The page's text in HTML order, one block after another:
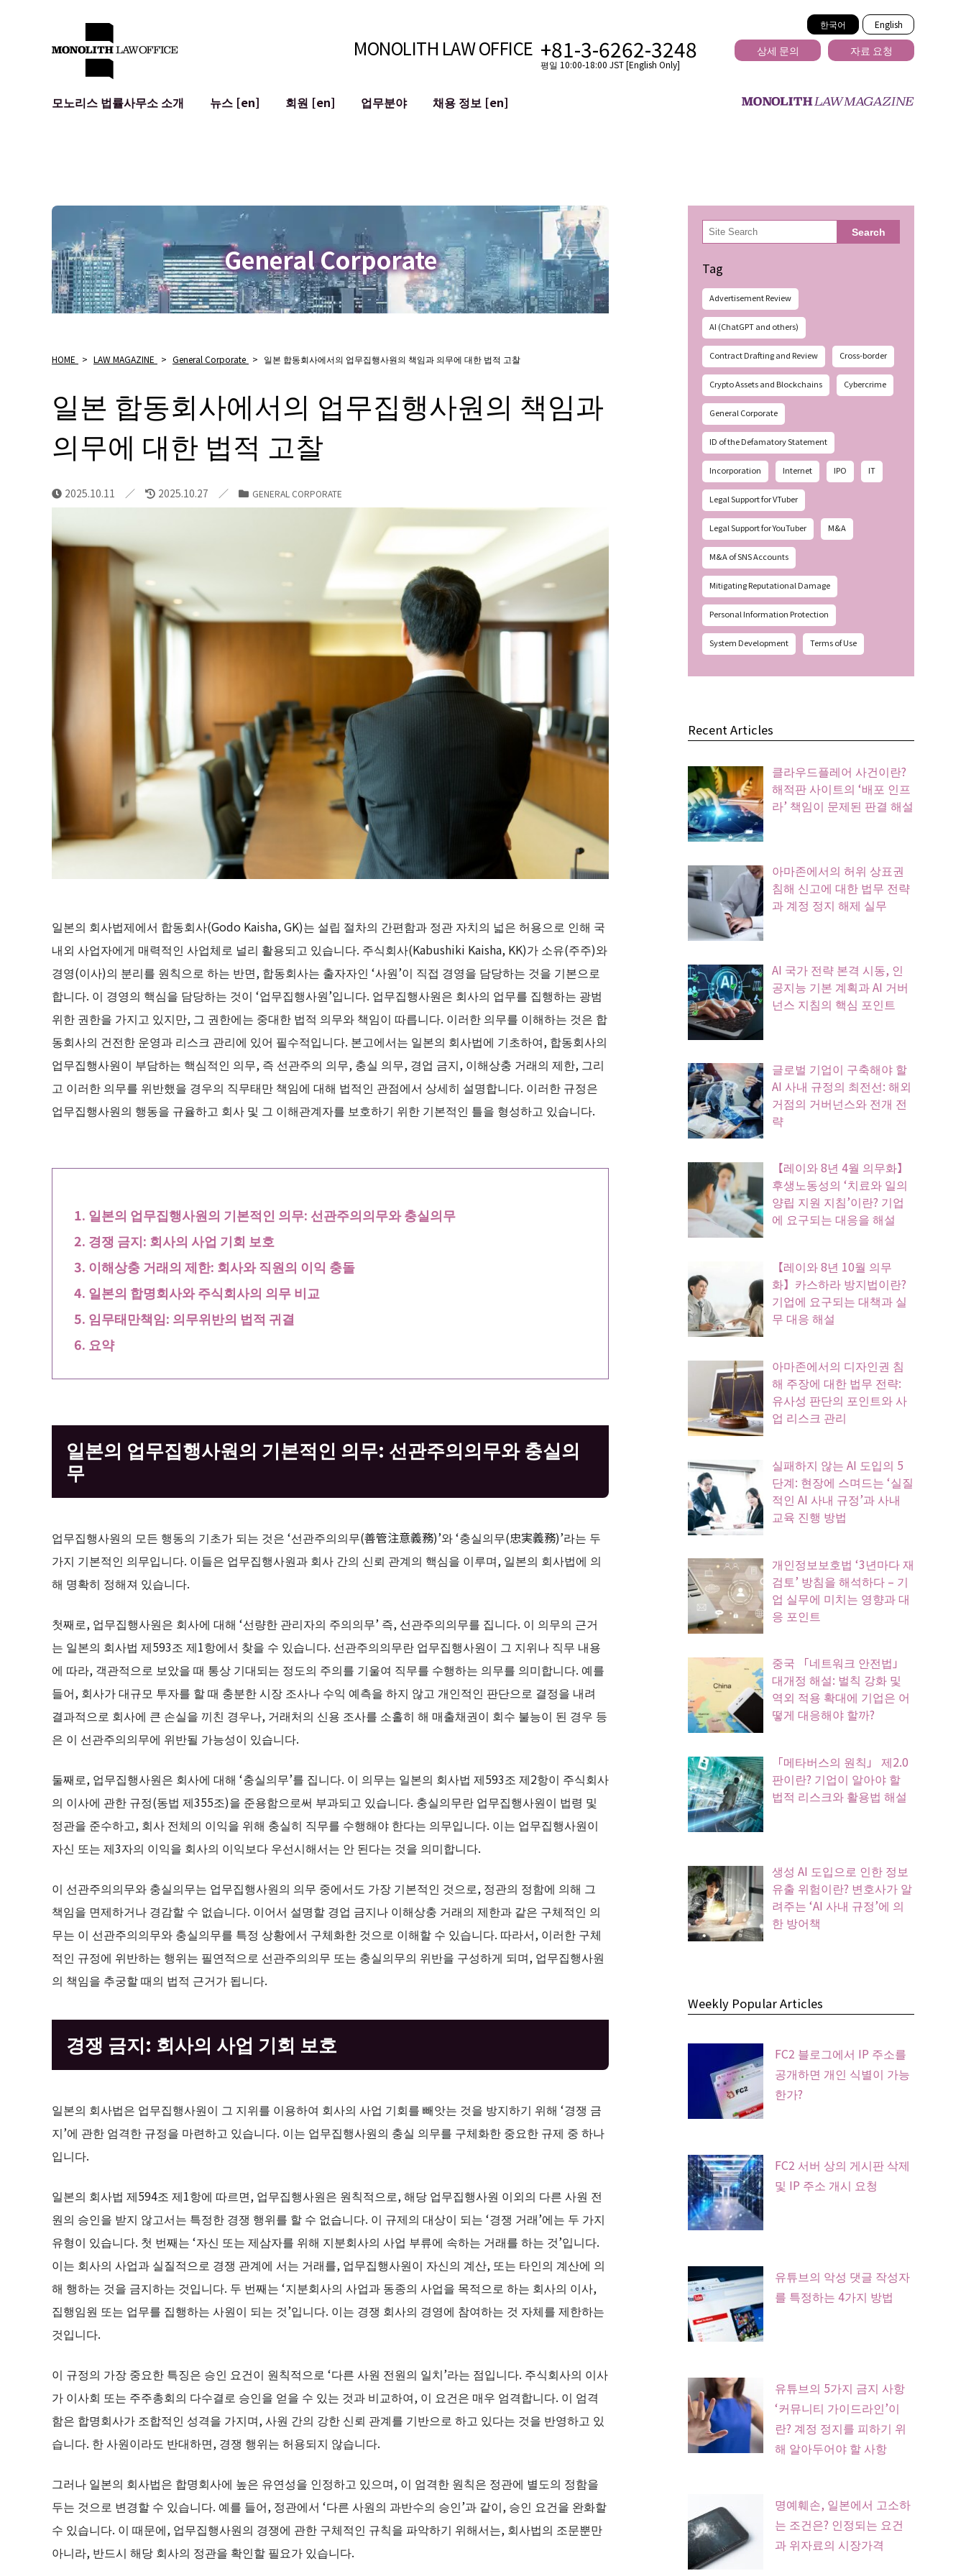
한국어 English
MONOLITH LAW OFFICE +81-3-6262-3248
평일 10:00-18:00 JST [English Only]
상세 문의 자료 요청
모노리스 법률사무소 소개
뉴스 [en] 회원 [en]
업무분야
개인정보 보호
광고 리뷰
사이버 범죄
평판 손상 완화
명예훼손 발언의 ID
채용 정보 [en]
General Corporate
HOME > LAW MAGAZINE > General Corporate > 일본 합동회사에서의 업무집행사원의 책임과 의무에 대한 법적 고찰
일본 합동회사에서의 업무집행사원의 책임과
의무에 대한 법적 고찰
2025.10.11 2025.10.27 GENERAL CORPORATE
일본의 회사법제에서 합동회사(Godo Kaisha, GK)는 설립 절차의 간편함과 정관 자치의 넓은 허용으로 인해 국
내외 사업자에게 매력적인 사업체로 널리 활용되고 있습니다. 주식회사(Kabushiki Kaisha, KK)가 소유(주주)와
경영(이사)의 분리를 원칙으로 하는 반면, 합동회사는 출자자인 ‘사원’이 직접 경영을 담당하는 것을 기본으로
합니다. 이 경영의 핵심을 담당하는 것이 ‘업무집행사원’입니다. 업무집행사원은 회사의 업무를 집행하는 광범
위한 권한을 가지고 있지만, 그 권한에는 중대한 법적 의무와 책임이 따릅니다. 이러한 의무를 이해하는 것은 합
동회사의 건전한 운영과 리스크 관리에 있어 필수적입니다. 본고에서는 일본의 회사법에 기초하여, 합동회사의
업무집행사원이 부담하는 핵심적인 의무, 즉 선관주의 의무, 충실 의무, 경업 금지, 이해상충 거래의 제한, 그리
고 이러한 의무를 위반했을 경우의 직무태만 책임에 대해 법적인 관점에서 상세히 설명합니다. 이러한 규정은
업무집행사원의 행동을 규율하고 회사 및 그 이해관계자를 보호하기 위한 기본적인 틀을 형성하고 있습니다.
일본의 업무집행사원의 기본적인 의무: 선관주의의무와 충실의무
경쟁 금지: 회사의 사업 기회 보호
이해상충 거래의 제한: 회사와 직원의 이익 충돌
일본의 합명회사와 주식회사의 의무 비교
임무태만책임: 의무위반의 법적 귀결
요약
일본의 업무집행사원의 기본적인 의무: 선관주의의무와 충실의
무
업무집행사원의 모든 행동의 기초가 되는 것은 ‘선관주의의무(善管注意義務)’와 ‘충실의무(忠実義務)’라는 두
가지 기본적인 의무입니다. 이들은 업무집행사원과 회사 간의 신뢰 관계의 핵심을 이루며, 일본의 회사법에 의
해 명확히 정해져 있습니다.
첫째로, 업무집행사원은 회사에 대해 ‘선량한 관리자의 주의의무’ 즉, 선관주의의무를 집니다. 이 의무의 근거
는 일본의 회사법 제593조 제1항에서 찾을 수 있습니다. 선관주의의무란 업무집행사원이 그 지위나 직무 내용
에 따라, 객관적으로 보았을 때 통상 기대되는 정도의 주의를 기울여 직무를 수행하는 의무를 의미합니다. 예를
들어, 회사가 대규모 투자를 할 때 충분한 시장 조사나 수익 예측을 하지 않고 개인적인 판단으로 결정을 내려
결과적으로 회사에 큰 손실을 끼친 경우나, 거래처의 신용 조사를 소홀히 해 매출채권이 회수 불능이 된 경우 등
은 이 선관주의의무에 위반될 가능성이 있습니다.
둘째로, 업무집행사원은 회사에 대해 ‘충실의무’를 집니다. 이 의무는 일본의 회사법 제593조 제2항이 주식회사
의 이사에 관한 규정(동법 제355조)을 준용함으로써 부과되고 있습니다. 충실의무란 업무집행사원이 법령 및
정관을 준수하고, 회사 전체의 이익을 위해 충실히 직무를 수행해야 한다는 의무입니다. 이는 업무집행사원이
자신 또는 제3자의 이익을 회사의 이익보다 우선시해서는 안 된다는 것을 의미합니다.
이 선관주의의무와 충실의무는 업무집행사원의 의무 중에서도 가장 기본적인 것으로, 정관의 정함에 의해 그
책임을 면제하거나 경감할 수 없습니다. 이어서 설명할 경업 금지나 이해상충 거래의 제한과 같은 구체적인 의
무는 이 선관주의의무와 충실의무를 특정 상황에서 구체화한 것으로 이해할 수 있습니다. 따라서, 이러한 구체
적인 규정에 위반하는 행위는 필연적으로 선관주의의무 또는 충실의무의 위반을 구성하게 되며, 업무집행사원
의 책임을 추궁할 때의 법적 근거가 됩니다.
경쟁 금지: 회사의 사업 기회 보호
일본의 회사법은 업무집행사원이 그 지위를 이용하여 회사의 사업 기회를 빼앗는 것을 방지하기 위해 ‘경쟁 금
지’에 관한 엄격한 규정을 마련하고 있습니다. 이는 업무집행사원의 충실 의무를 구체화한 중요한 규제 중 하나
입니다.
일본의 회사법 제594조 제1항에 따르면, 업무집행사원은 원칙적으로, 해당 업무집행사원 이외의 다른 사원 전
원의 승인을 받지 않고서는 특정한 경쟁 행위를 할 수 없습니다. 이 규제의 대상이 되는 ‘경쟁 거래’에는 두 가지
유형이 있습니다. 첫 번째는 ‘자신 또는 제삼자를 위해 지분회사의 사업 부류에 속하는 거래를 하는 것’입니다.
이는 회사의 사업과 실질적으로 경쟁 관계에 서는 거래를, 업무집행사원이 자신의 계산, 또는 타인의 계산에 의
해 행하는 것을 금지하는 것입니다. 두 번째는 ‘지분회사의 사업과 동종의 사업을 목적으로 하는 회사의 이사,
집행임원 또는 업무를 집행하는 사원이 되는 것’입니다. 이는 경쟁 회사의 경영에 참여하는 것 자체를 제한하는
것입니다.
이 규정의 가장 중요한 특징은 승인 요건이 원칙적으로 ‘다른 사원 전원의 일치’라는 점입니다. 주식회사의 이사
가 이사회 또는 주주총회의 다수결로 승인을 얻을 수 있는 것과 비교하여, 이 요건은 매우 엄격합니다. 이 엄격
함은 합명회사가 조합적인 성격을 가지며, 사원 간의 강한 신뢰 관계를 기반으로 하고 있다는 것을 반영하고 있
습니다. 한 사원이라도 반대하면, 경쟁 행위는 허용되지 않습니다.
그러나 일본의 회사법은 합명회사에 높은 유연성을 인정하고 있으며, 이 엄격한 원칙은 정관에 별도의 정함을
두는 것으로 변경할 수 있습니다. 예를 들어, 정관에서 ‘다른 사원의 과반수의 승인’과 같이, 승인 요건을 완화할
수 있습니다. 이 때문에, 업무집행사원의 경쟁에 관한 구체적인 규칙을 파악하기 위해서는, 회사법의 조문뿐만
아니라, 반드시 해당 회사의 정관을 확인할 필요가 있습니다.
検
索 Search
Tag
Advertisement Review
AI (ChatGPT and others)
Contract Drafting and Review Cross-border
Crypto Assets and Blockchains Cybercrime
General Corporate
ID of the Defamatory Statement
Incorporation Internet IPO IT
Legal Support for VTuber
Legal Support for YouTuber M&A
M&A of SNS Accounts
Mitigating Reputational Damage
Personal Information Protection
System Development Terms of Use
Recent Articles
클라우드플레어 사건이란?
해적판 사이트의 ‘배포 인프
라’ 책임이 문제된 판결 해설
아마존에서의 허위 상표권
침해 신고에 대한 법무 전략
과 계정 정지 해제 실무
AI 국가 전략 본격 시동, 인
공지능 기본 계획과 AI 거버
넌스 지침의 핵심 포인트
글로벌 기업이 구축해야 할
AI 사내 규정의 최전선: 해외
거점의 거버넌스와 전개 전
략
【레이와 8년 4월 의무화】
후생노동성의 ‘치료와 일의
양립 지원 지침’이란? 기업
에 요구되는 대응을 해설
【레이와 8년 10월 의무
화】카스하라 방지법이란?
기업에 요구되는 대책과 실
무 대응 해설
아마존에서의 디자인권 침
해 주장에 대한 법무 전략:
유사성 판단의 포인트와 사
업 리스크 관리
실패하지 않는 AI 도입의 5
단계: 현장에 스며드는 ‘실질
적인 AI 사내 규정’과 사내
교육 진행 방법
개인정보보호법 ‘3년마다 재
검토’ 방침을 해석하다 – 기
업 실무에 미치는 영향과 대
응 포인트
중국 「네트워크 안전법」
대개정 해설: 벌칙 강화 및
역외 적용 확대에 기업은 어
떻게 대응해야 할까?
「메타버스의 원칙」 제2.0
판이란? 기업이 알아야 할
법적 리스크와 활용법 해설
생성 AI 도입으로 인한 정보
유출 위험이란? 변호사가 알
려주는 ‘AI 사내 규정’에 의
한 방어책
Weekly Popular Articles
FC2 블로그에서 IP 주소를
공개하면 개인 식별이 가능
한가?
FC2 서버 상의 게시판 삭제
및 IP 주소 개시 요청
유튜브의 악성 댓글 작성자
를 특정하는 4가지 방법
유튜브의 5가지 금지 사항
‘커뮤니티 가이드라인’이
란? 계정 정지를 피하기 위
해 알아두어야 할 사항
명예훼손, 일본에서 고소하
는 조건은? 인정되는 요건
과 위자료의 시장가격